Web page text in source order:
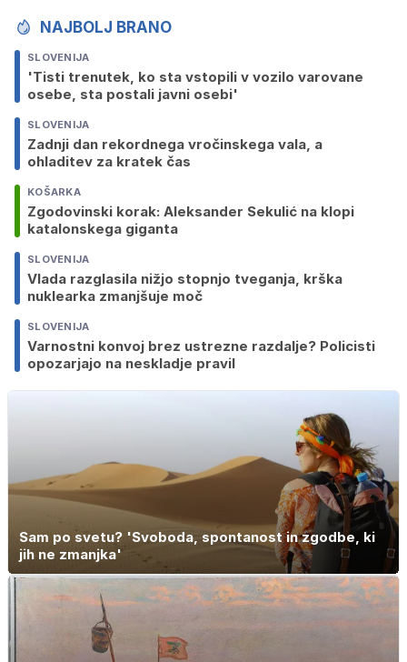
NAJBOLJ BRANO
SLOVENIJA
'Tisti trenutek, ko sta vstopili v vozilo varovane
osebe, sta postali javni osebi'
SLOVENIJA
Zadnji dan rekordnega vročinskega vala, a
ohladitev za kratek čas
KOŠARKA
Zgodovinski korak: Aleksander Sekulić na klopi
katalonskega giganta
SLOVENIJA
Vlada razglasila nižjo stopnjo tveganja, krška
nuklearka zmanjšuje moč
SLOVENIJA
Varnostni konvoj brez ustrezne razdalje? Policisti
opozarjajo na neskladje pravil
Sam po svetu? 'Svoboda, spontanost in zgodbe, ki
jih ne zmanjka'